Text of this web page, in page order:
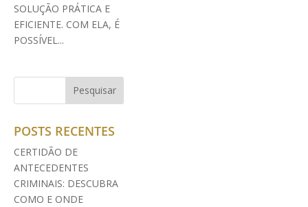
SOLUÇÃO PRÁTICA E
EFICIENTE. COM ELA, É
POSSÍVEL...
POSTS RECENTES
CERTIDÃO DE
ANTECEDENTES
CRIMINAIS: DESCUBRA
COMO E ONDE